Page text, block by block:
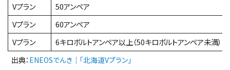
Vプラン
50アンペア
Vプラン
60アンペア
Vプラン
6キロボルトアンペア以上（50キロボルトアンペア未満）
出典： ENEOSでんき｜「北海道Vプラン」